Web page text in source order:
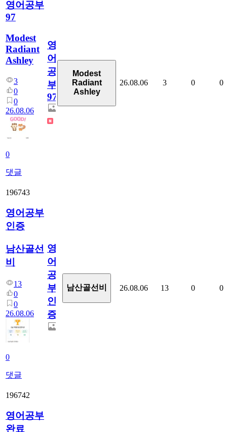
영어공부
97
Modest
Radiant
Ashley
3
0
0
26.08.06
0
댓글
영
어
공
부
97
Modest
Radiant
Ashley
26.08.06 3 0 0
196743
영어공부
인증
남산골선
비
13
0
0
26.08.06
0
댓글
영
어
공
부
인
증
남산골선비 26.08.06 13 0 0
196742
영어공부
완료